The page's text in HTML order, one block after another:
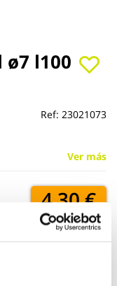
l100
Ref: 23021073
Ver más
4,30 €